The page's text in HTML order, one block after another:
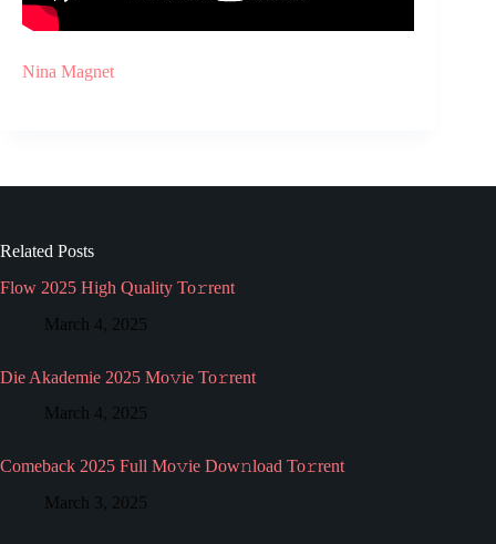
Nina Magnet
Related Posts
Flow 2025 High Quality To𝚛rent
March 4, 2025
Die Akademie 2025 Mo𝚟ie To𝚛rent
March 4, 2025
Comeback 2025 Full Mo𝚟ie Dow𝚗load To𝚛rent
March 3, 2025